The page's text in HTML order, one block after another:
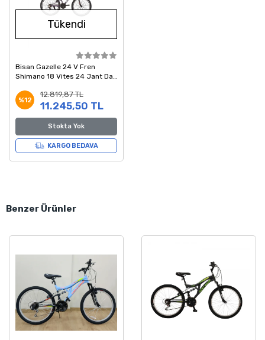
Tükendi
Bisan Gazelle 24 V Fren
Shimano 18 Vites 24 Jant Dağ
%12
12.819,87 TL
11.245,50 TL
Stokta Yok
KARGO BEDAVA
Benzer Ürünler